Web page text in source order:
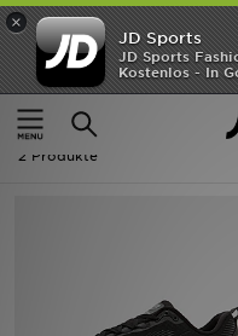
×
JD Sports
JD Sports
Kostenlos - In
Home
Frauen
Frauen - Nike Zoom
2 Produkte
ANGEBOTE
Neuheiten
Herren